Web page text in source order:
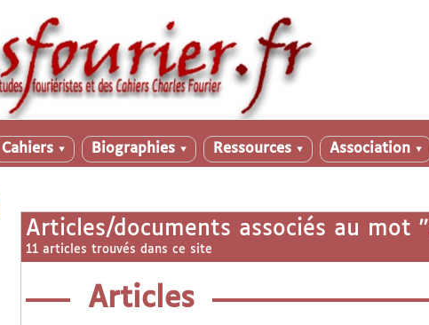
Cahiers ▼ Biographies ▼ Ressources ▼ Association ▼
Articles/documents associés au mot "
11 articles trouvés dans ce site
Articles